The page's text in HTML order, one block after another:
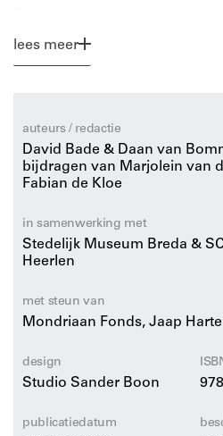
toegankelijk alternatief voor
participatie en inclusie. Vanuit
gemeenschappen. Beeldend,
activerend.
lees meer
auteurs / redactie
David Bade & Daan van
bijdragen van Marjolein van
Fabian de Kloe
in samenwerking met
Stedelijk Museum Breda &
Heerlen
met steun van
Mondriaan Fonds, Jaap
design
Studio Sander Boon
publicatiedatum